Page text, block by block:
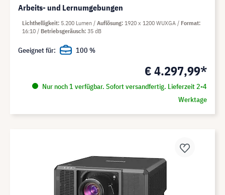
Arbeits- und Lernumgebungen
€ 4.297,99*
Nur noch 1 verfügbar. Sofort versandfertig. Lieferzeit 2-4
Werktage
Lichthelligkeit 5.200 Lumen Auflösung 1920 x 1200 WUXGA
Format
16:10
Betriebsgeräusch 35 dB
Geeignet für: 100 %